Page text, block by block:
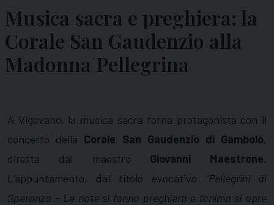
Musica sacra e preghiera: la
Corale San Gaudenzio alla
Madonna Pellegrina
A Vigevano, la musica sacra torna protagonista con il
concerto della Corale San Gaudenzio di Gambolò,
diretta dal maestro Giovanni Maestrone.
L’appuntamento, dal titolo evocativo “Pellegrini di
Speranza – Le note si fanno preghiera e l’anima si apre